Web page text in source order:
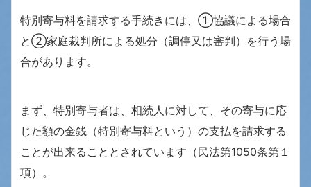
特別寄与料を請求する手続きには、①協議による場合
と➁家庭裁判所による処分（調停又は審判）を行う場
合があります。
まず、特別寄与者は、相続人に対して、その寄与に応
じた額の金銭（特別寄与料という）の支払を請求する
ことが出来ることとされています（民法第1050条第１
項）。